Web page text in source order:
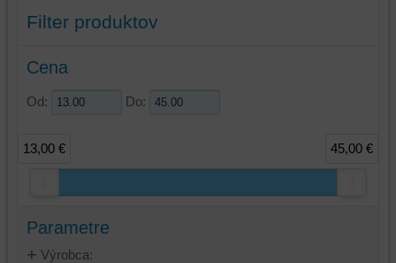
Filter produktov
Cena
Od: Do:
13,00 € 45,00 €
Parametre
Výrobca: